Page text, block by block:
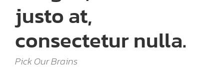
justo at,
consectetur nulla.
Pick Our Brains